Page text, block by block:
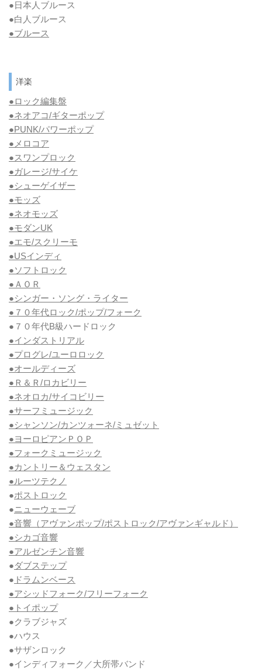
●日本人ブルース
●白人ブルース
●ブルース
洋楽
●ロック編集盤
●ネオアコ/ギターポップ
●PUNK/パワーポップ
●メロコア
●スワンプロック
●ガレージ/サイケ
●シューゲイザー
●モッズ
●ネオモッズ
●モダンUK
●エモ/スクリーモ
●USインディ
●ソフトロック
●ＡＯＲ
●シンガー・ソング・ライター
●７０年代ロック/ポップ/フォーク
●７０年代B級ハードロック
●インダストリアル
●プログレ/ユーロロック
●オールディーズ
●Ｒ＆Ｒ/ロカビリー
●ネオロカ/サイコビリー
●サーフミュージック
●シャンソン/カンツォーネ/ミュゼット
●ヨーロピアンＰＯＰ
●フォークミュージック
●カントリー＆ウェスタン
●ルーツテクノ
●ポストロック
●ニューウェーブ
●音響（アヴァンポップ/ポストロック/アヴァンギャルド）
●シカゴ音響
●アルゼンチン音響
●ダブステップ
● ドラムンベース
●アシッドフォーク/フリーフォーク
●トイポップ
●クラブジャズ
●ハウス
●サザンロック
●インディフォーク／大所帯バンド